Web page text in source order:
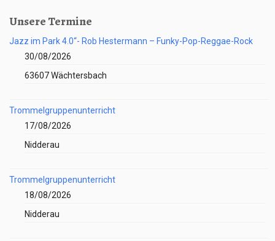
Unsere Termine
Jazz im Park 4.0“- Rob Hestermann – Funky-Pop-Reggae-Rock
30/08/2026
63607 Wächtersbach
Trommelgruppenunterricht
17/08/2026
Nidderau
Trommelgruppenunterricht
18/08/2026
Nidderau